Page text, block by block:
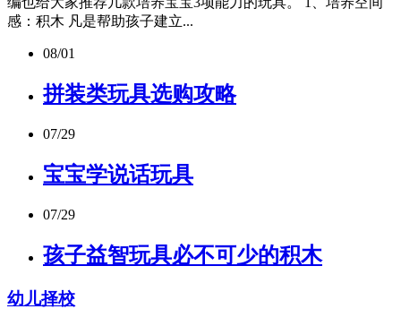
感：积木 凡是帮助孩子建立...
08/01
拼装类玩具选购攻略
07/29
宝宝学说话玩具
07/29
孩子益智玩具必不可少的积木
幼儿择校